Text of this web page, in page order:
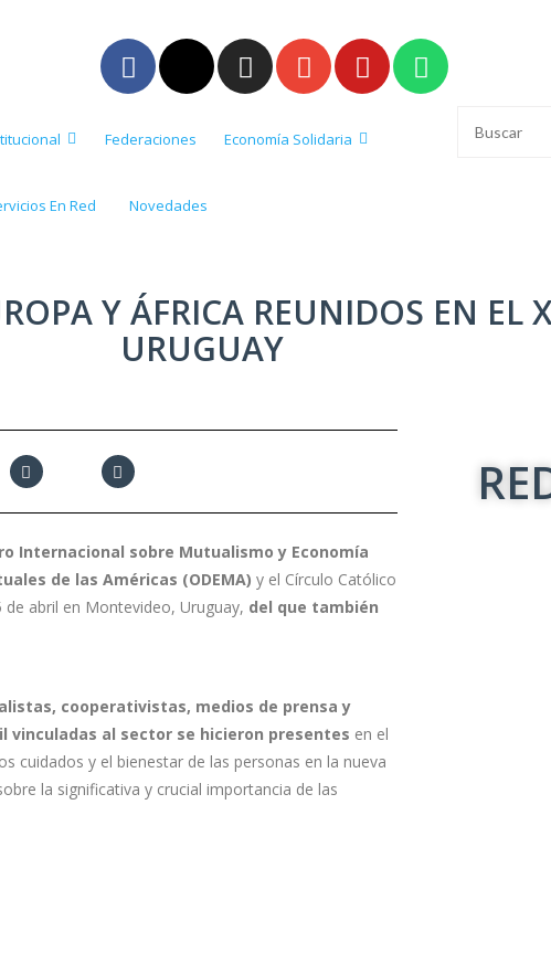
Federaciones Economía Solidaria
En Red Novedades
Y ÁFRICA REUNIDOS EN EL
URUGUAY
Internacional sobre Mutualismo y Economía
de las Américas (ODEMA) y el Círculo Católico
abril en Montevideo, Uruguay, del que también
cooperativistas, medios de prensa y
vinculadas al sector se hicieron presentes en el
cuidados y el bienestar de las personas en la nueva
la significativa y crucial importancia de las